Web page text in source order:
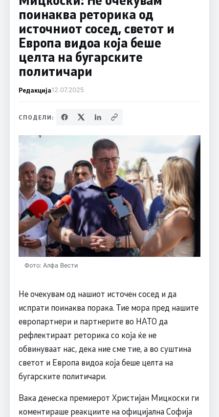
поинаква реторика од
источниот сосед, светот и
Европа видоа која беше
целта на бугарските
политичари
Редакција12.07.2025
СПОДЕЛИ:
Фото: Алфа Вести
Не очекувам од нашиот источен сосед и да
испрати поинаква порака. Тие мора пред нашите
европартнери и партнерите во НАТО да
рефлектираат реторика со која ќе не
обвинуваат нас, дека ние сме тие, а во суштина
светот и Европа видоа која беше целта на
бугарските политичари.
Вака денеска премиерот Христијан Мицкоски ги
коментираше реакциите на официјална Софија